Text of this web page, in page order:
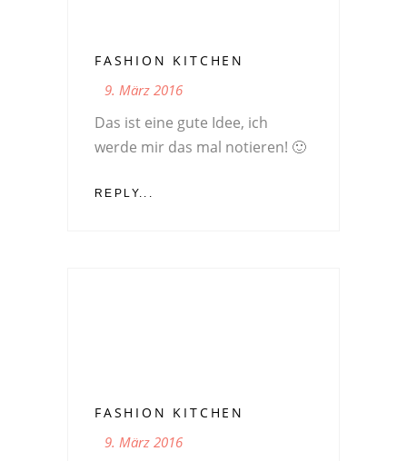
FASHION KITCHEN
9. März 2016
Das ist eine gute Idee, ich
werde mir das mal notieren! 🙂
REPLY...
FASHION KITCHEN
9. März 2016